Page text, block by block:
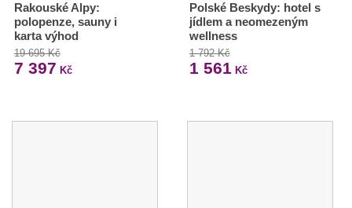
Rakouské Alpy:
polopenze, sauny i
karta výhod
19 695 Kč
7 397 Kč
Polské Beskydy: hotel s
jídlem a neomezeným
wellness
1 792 Kč
1 561 Kč